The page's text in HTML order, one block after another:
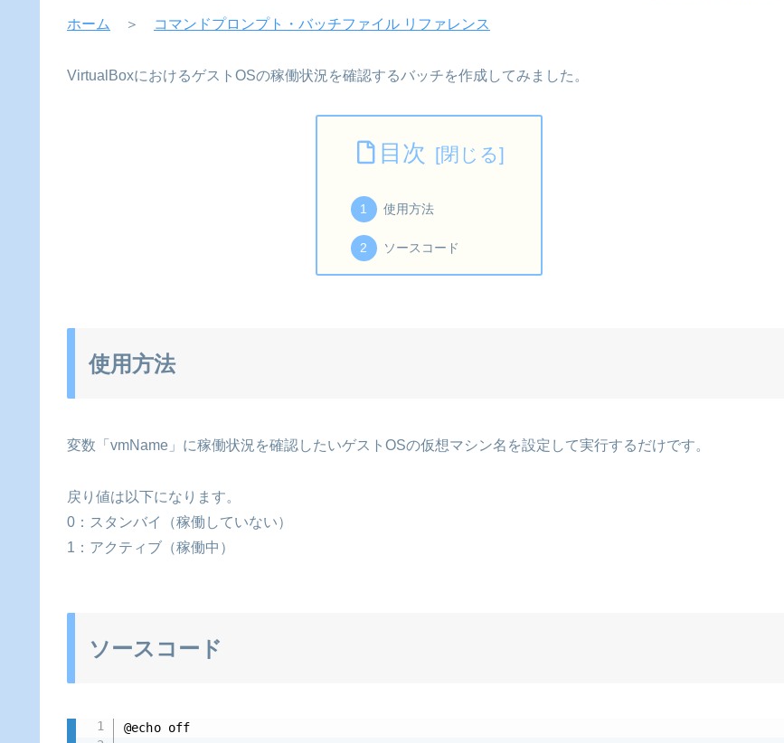
ホーム ＞ コマンドプロンプト・バッチファイル リファレンス
VirtualBoxにおけるゲストOSの稼働状況を確認するバッチを作成してみました。
目次
使用方法
ソースコード
使用方法
変数「vmName」に稼働状況を確認したいゲストOSの仮想マシン名を設定して実行するだけです。
戻り値は以下になります。
0：スタンバイ（稼働していない）
1：アクティブ（稼働中）
ソースコード
@echo off